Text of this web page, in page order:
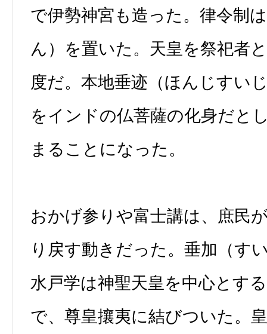
で伊勢神宮も造った。律令制
ん）を置いた。天皇を祭祀者
度だ。本地垂迹（ほんじすい
をインドの仏菩薩の化身だと
まることになった。
おかげ参りや富士講は、庶民
り戻す動きだった。垂加（す
水戸学は神聖天皇を中心とす
で、尊皇攘夷に結びついた。